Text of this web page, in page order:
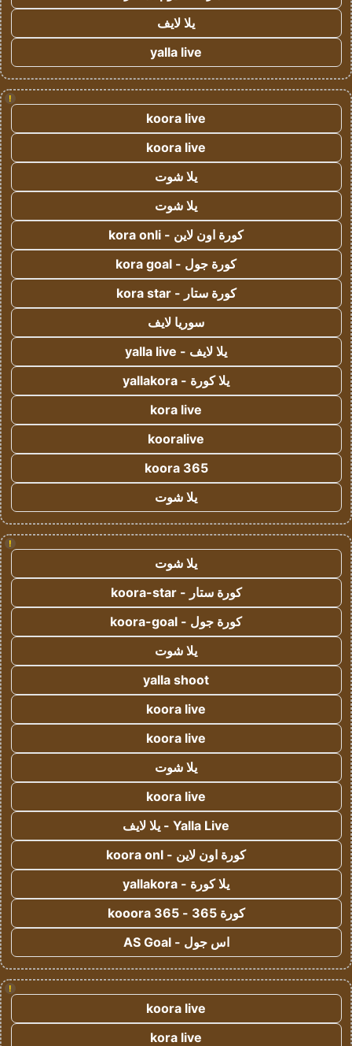
يلا لايف
yalla live
!
koora live
koora live
يلا شوت
يلا شوت
كورة اون لاين - kora onli
كورة جول - kora goal
كورة ستار - kora star
سوريا لايف
يلا لايف - yalla live
يلا كورة - yallakora
kora live
kooralive
koora 365
يلا شوت
!
يلا شوت
كورة ستار - koora-star
كورة جول - koora-goal
يلا شوت
yalla shoot
koora live
koora live
يلا شوت
koora live
Yalla Live - يلا لايف
كورة اون لاين - koora onl
يلا كورة - yallakora
كورة 365 - kooora 365
اس جول - AS Goal
!
koora live
kora live